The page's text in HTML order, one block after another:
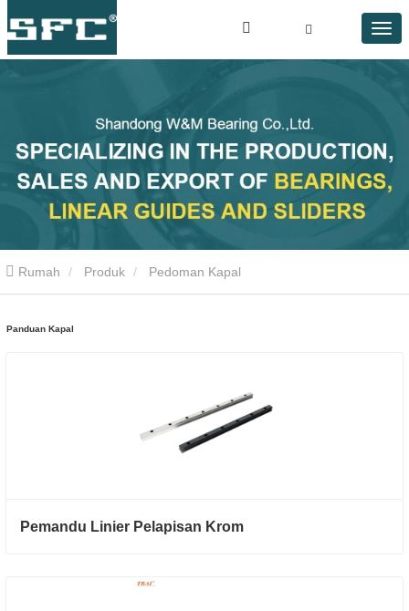
Rumah Produk Pedoman Kapal
Panduan Kapal
Pemandu Linier Pelapisan Krom